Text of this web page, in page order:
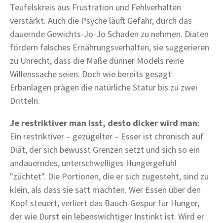
Teufelskreis aus Frustration und Fehlverhalten
verstärkt. Auch die Psyche läuft Gefahr, durch das
dauernde Gewichts-Jo-Jo Schaden zu nehmen. Diäten
fördern falsches Ernährungsverhalten, sie suggerieren
zu Unrecht, dass die Maße dünner Models reine
Willenssache seien. Doch wie bereits gesagt:
Erbanlagen prägen die natürliche Statur bis zu zwei
Dritteln.
Je restriktiver man isst, desto dicker wird man:
Ein restriktiver – gezügelter – Esser ist chronisch auf
Diät, der sich bewusst Grenzen setzt und sich so ein
andauerndes, unterschwelliges Hungergefühl
"züchtet". Die Portionen, die er sich zugesteht, sind zu
klein, als dass sie satt machten. Wer Essen über den
Kopf steuert, verliert das Bauch-Gespür für Hunger,
der wie Durst ein lebenswichtiger Instinkt ist. Wird er